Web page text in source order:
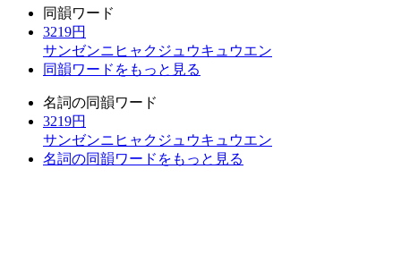
同韻ワード
3219円
サンゼンニヒャクジュウキュウエン
同韻ワードをもっと見る
名詞の同韻ワード
3219円
サンゼンニヒャクジュウキュウエン
名詞の同韻ワードをもっと見る